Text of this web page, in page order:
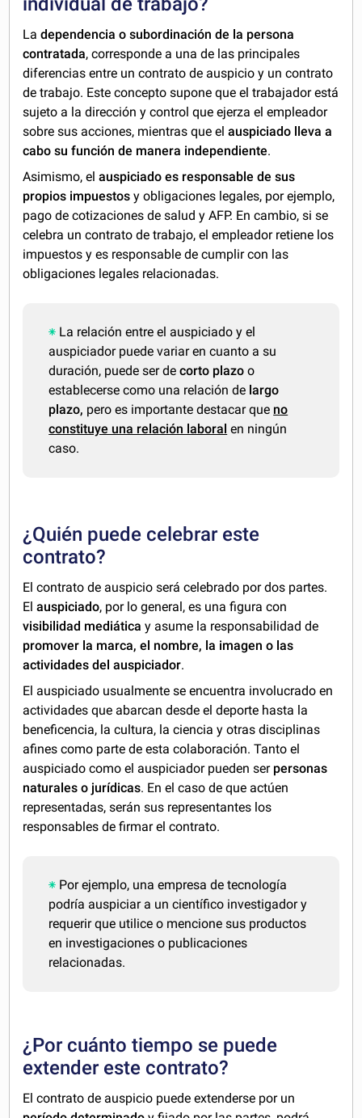
La dependencia o subordinación de la persona
contratada, corresponde a una de las principales
diferencias entre un contrato de auspicio y un contrato
de trabajo. Este concepto supone que el trabajador está
sujeto a la dirección y control que ejerza el empleador
sobre sus acciones, mientras que elauspiciado lleva a
cabo su función de manera independiente.
Asimismo, elauspiciado es responsable de sus
propios impuestos y obligaciones legales, por ejemplo,
pago de cotizaciones de salud y AFP. En cambio, si se
celebra un contrato de trabajo, el empleador retiene los
impuestos y es responsable de cumplir con las
obligaciones legales relacionadas.
La relación entre el auspiciado y el
auspiciador puede variar en cuanto a su
duración, puede ser decorto plazoo
establecerse como una relación de largo
plazo, pero es importante destacar que no
constituye una relación laboral en ningún
caso.
¿Quién puede celebrar este
contrato?
El contrato de auspicio será celebrado por dos partes.
Elauspiciado, por lo general, es una figura con
visibilidad mediática y asume la responsabilidad de
promover la marca, el nombre, la imagen o las
actividades del auspiciador.
El auspiciado usualmente se encuentra involucrado en
actividades que abarcan desde el deporte hasta la
beneficencia, la cultura, la ciencia y otras disciplinas
afines como parte de esta colaboración. Tanto el
auspiciado como el auspiciador pueden serpersonas
naturales o jurídicas. En el caso de que actúen
representadas, serán sus representantes los
responsables de firmar el contrato.
Por ejemplo, una empresa de tecnología
podría auspiciar a un científico investigador y
requerir que utilice o mencione sus productos
en investigaciones o publicaciones
relacionadas.
¿Por cuánto tiempo se puede
extender este contrato?
El contrato de auspicio puede extenderse por un